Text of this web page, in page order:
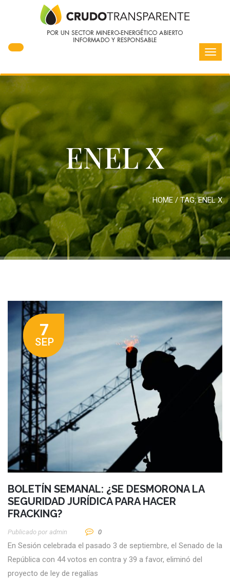
ENEL X
HOME/ TAG:ENEL X
7
SEP
BOLETÍN SEMANAL: ¿SE DESMORONA LA
SEGURIDAD JURÍDICA PARA HACER
FRACKING?
Publicado por Admin 0
En Sesión celebrada el pasado 3 de septiembre, el Senado de la
República con 44 votos en contra y 39 a favor, eliminó del
proyecto de ley de regalías